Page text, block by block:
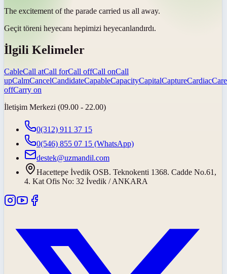
The excitement of the parade carried us all away.
Geçit töreni heyecanı hepimizi heyecanlandırdı.
İlgili Kelimeler
CableCall atCall forCall offCall onCall
upCalmCancelCandidateCapableCapacityCapitalCaptureCardiacCare
offCarry on
İletişim Merkezi (09.00 - 22.00)
0(312) 911 37 15
0(546) 855 07 15 (WhatsApp)
destek@uzmandil.com
Hacettepe İvedik OSB. Teknokenti 1368. Cadde No.61,
4. Kat Ofis No: 32 İvedik / ANKARA